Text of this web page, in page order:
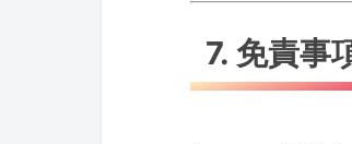
7. 免責事